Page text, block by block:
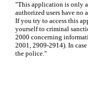
"This application is only
authorized users have no
If you try to access this
yourself to criminal
2000 concerning
2001, 2909-2914). In
the police."